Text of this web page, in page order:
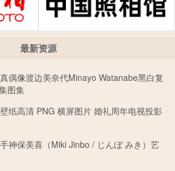
最新资源
偶像渡边美奈代Minayo Watanabe黑白复
图集
纸高清 PNG 横屏图片 婚礼周年电视投影
神保美喜（Miki Jinbo / じんぼ みき）艺